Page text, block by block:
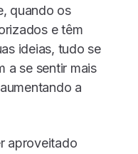
quando os
e têm
ideias, tudo se
a se sentir mais
a
aproveitado